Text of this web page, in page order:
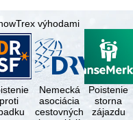
výhodami
proti
Nemecká
asociácia
cestovných
Poistenie
storna
zájazdu